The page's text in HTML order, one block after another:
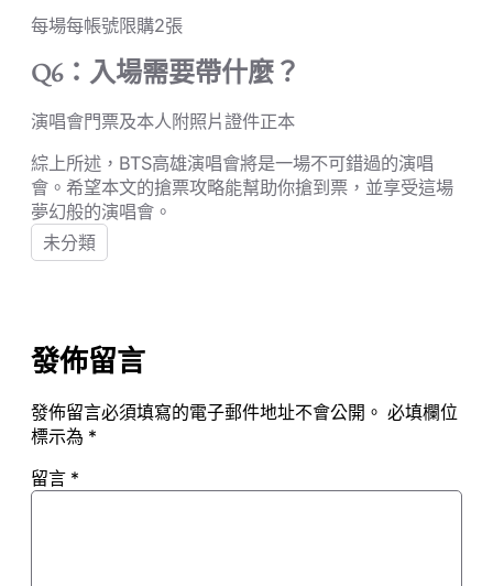
每場每帳號限購2張
Q6：入場需要帶什麼？
演唱會門票及本人附照片證件正本
綜上所述，BTS高雄演唱會將是一場不可錯過的演唱
會。希望本文的搶票攻略能幫助你搶到票，並享受這場
夢幻般的演唱會。
未分類
發佈留言
發佈留言必須填寫的電子郵件地址不會公開。 必填欄位
標示為 *
留言 *